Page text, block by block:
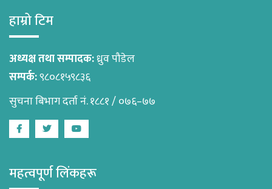
हाम्रो टिम
अध्यक्ष तथा सम्पादक:ध्रुव पौडेल
सम्पर्क:९८०८१५९८३६
सुचना बिभाग दर्ता नं. १८८१ / ०७६–७७
FacebookTwitterYoutube
महत्वपूर्ण लिंकहरू